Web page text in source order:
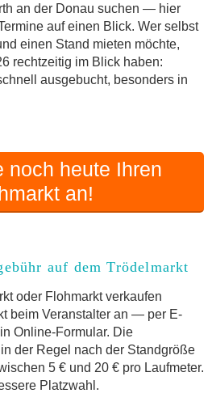
Typen gibt es?
Termine für Wörth an der
an der Donau als Alternative
melden
an der Donau suchen — hier
auf einen Blick. Wer selbst
einen Stand mieten möchte,
rechtzeitig im Blick haben:
ausgebucht, besonders in
noch heute Ihren
an!
auf dem Trödelmarkt
oder Flohmarkt verkaufen
beim Veranstalter an — per E-
Online-Formular. Die
der Regel nach der Standgröße
5 € und 20 € pro Laufmeter.
Platzwahl.